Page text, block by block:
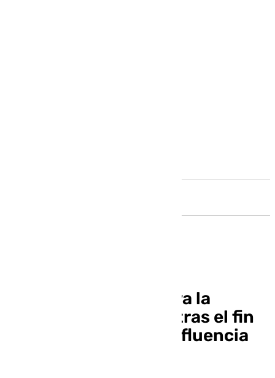
Sierra Nevada reactiva la
producción de nieve tras el fin
de semana con más afluencia